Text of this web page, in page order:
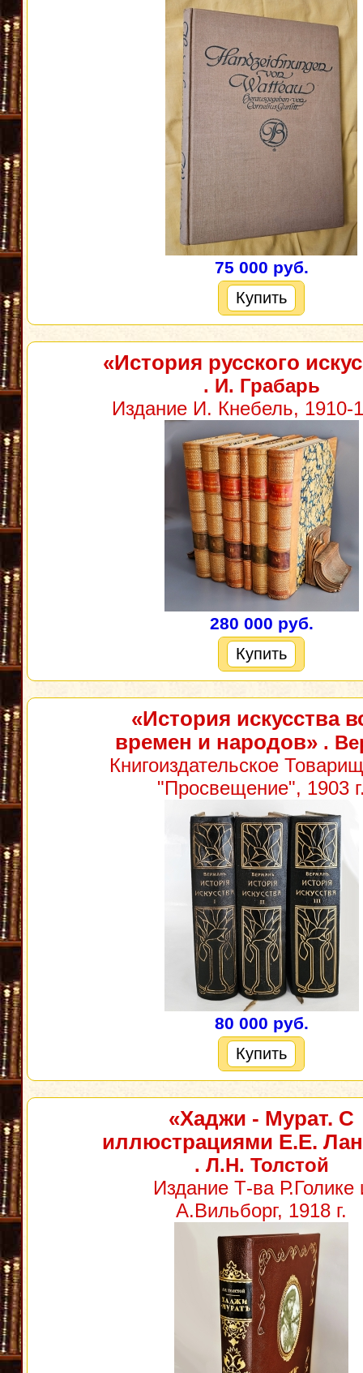
75 000 руб.
Купить
«История русского
. И. Грабарь
Издание И. Кнебель, 1910-
280 000 руб.
Купить
«История искусства
времен и народов».
Книгоиздательское
"Просвещение", 1903
80 000 руб.
Купить
«Хаджи - Мурат. С
иллюстрациями Е.Е.
. Л.Н. Толстой
Издание Т-ва Р.Голике
А.Вильборг, 1918 г.